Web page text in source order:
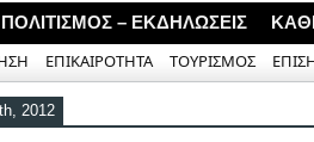
Πολέμου εντοπίστηκε ανοιχτά της
από τον Καστό στο Μύτικα με μέριμνα του
ενέκρινε και δεύτερη προτομή του
ΠΟΛΙΤΙΣΜΟΣ – ΕΚΔΗΛΩΣΕΙΣ
ΕΠΙΚΑΙΡΟΤΗΤΑ ΤΟΥΡΙΣΜΟΣ
2012